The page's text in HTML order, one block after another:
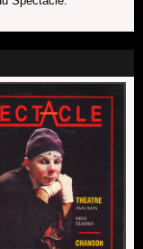
Saccomano à la
lauréats 2026